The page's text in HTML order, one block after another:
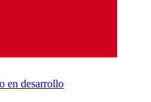
en desarrollo